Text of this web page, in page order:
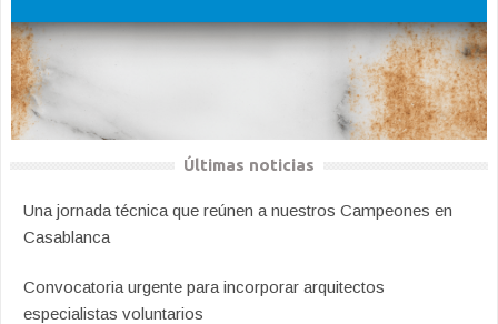
Últimas noticias
Una jornada técnica que reúnen a nuestros Campeones en
Casablanca
Convocatoria urgente para incorporar arquitectos
especialistas voluntarios